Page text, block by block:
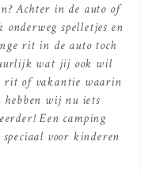
Achter in de auto of
onderweg spelletjes en
rit in de auto toch
wat jij ook wil
rit of vakantie waarin
hebben wij nu iets
Een camping
voor kinderen